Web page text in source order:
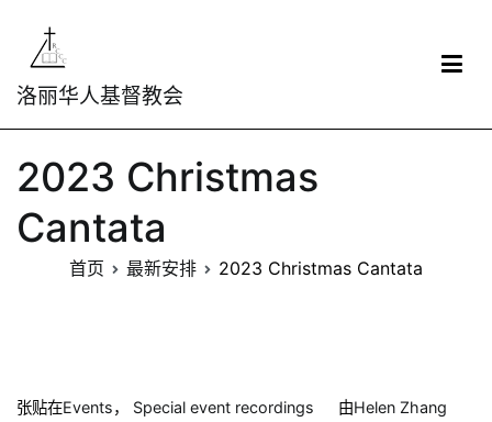
洛丽华人基督教会
2023 Christmas
Cantata
首页 最新安排 2023 Christmas Cantata
张贴在Events， Special event recordings 由Helen Zhang